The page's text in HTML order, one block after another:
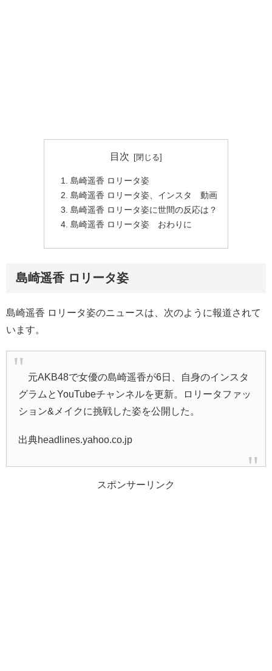
目次
島崎遥香 ロリータ姿
島崎遥香 ロリータ姿、インスタ 動画
島崎遥香 ロリータ姿に世間の反応は？
島崎遥香 ロリータ姿 おわりに
島崎遥香 ロリータ姿
島崎遥香 ロリータ姿のニュースは、次のように報道されて
います。
元AKB48で女優の島崎遥香が6日、自身のインスタ
グラムとYouTubeチャンネルを更新。ロリータファッ
ション&メイクに挑戦した姿を公開した。
出典headlines.yahoo.co.jp
スポンサーリンク